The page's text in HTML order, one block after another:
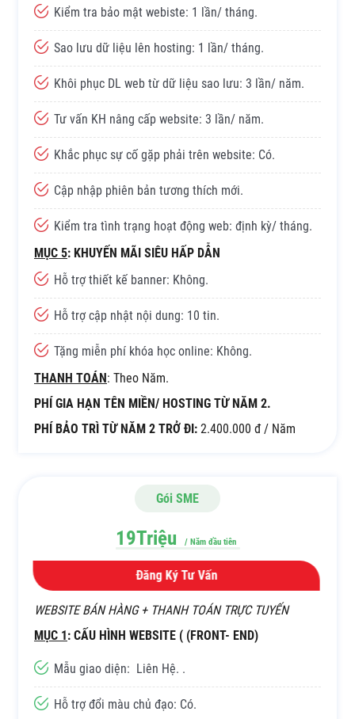
Kiểm tra bảo mật webiste: 1 lần/ tháng.
Sao lưu dữ liệu lên hosting: 1 lần/ tháng.
Khôi phục DL web từ dữ liệu sao lưu: 3 lần/ năm.
Tư vấn KH nâng cấp website: 3 lần/ năm.
Khắc phục sự cố gặp phải trên website: Có.
Cập nhập phiên bản tương thích mới.
Kiểm tra tình trạng hoạt động web: định kỳ/ tháng.
MỤC 5: KHUYẾN MÃI SIÊU HẤP DẪN
Hỗ trợ thiết kế banner: Không.
Hỗ trợ cập nhật nội dung: 10 tin.
Tặng miễn phí khóa học online: Không.
THANH TOÁN : Theo Năm.
PHÍ GIA HẠN TÊN MIỀN/ HOSTING TỪ NĂM 2.
PHÍ BẢO TRÌ TỪ NĂM 2 TRỞ ĐI: 2.400.000 đ / Năm
Gói SME
19Triệu / Năm đầu tiên
Đăng Ký Tư Vấn
WEBSITE BÁN HÀNG + THANH TOÁN TRỰC TUYẾN
MỤC 1 : CẤU HÌNH WEBSITE ( (FRONT- END)
Mẫu giao diện: Liên Hệ. .
Hỗ trợ đổi màu chủ đạo: Có.